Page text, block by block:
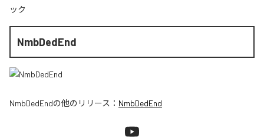
ック
NmbDedEnd
NmbDedEndの他のリリース： NmbDedEnd